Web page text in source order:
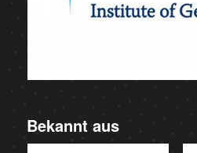
Bekannt aus